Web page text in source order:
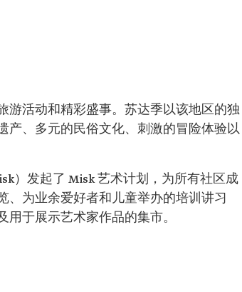
游活动和精彩盛事。苏达季以该地区的独
产、多元的民俗文化、刺激的冒险体验以
）发起了 Misk 艺术计划，为所有社区成
、为业余爱好者和儿童举办的培训讲习
于展示艺术家作品的集市。